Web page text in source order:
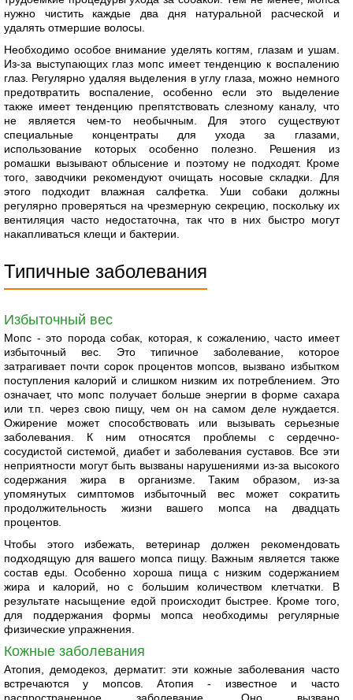
нужно чистить каждые два дня натуральной расческой и
удалять отмершие волосы.
Необходимо особое внимание уделять когтям, глазам и ушам.
Из-за выступающих глаз мопс имеет тенденцию к воспалению
глаз. Регулярно удаляя выделения в углу глаза, можно немного
предотвратить воспаление, особенно если это выделение
также имеет тенденцию препятствовать слезному каналу, что
не является чем-то необычным. Для этого существуют
специальные концентраты для ухода за глазами,
использование которых особенно полезно. Решения из
ромашки вызывают облысение и поэтому не подходят. Кроме
того, заводчики рекомендуют очищать носовые складки. Для
этого подходит влажная салфетка. Уши собаки должны
регулярно проверяться на чрезмерную секрецию, поскольку их
вентиляция часто недостаточна, так что в них быстро могут
накапливаться клещи и бактерии.
Типичные заболевания
Избыточный вес
Мопс - это порода собак, которая, к сожалению, часто имеет
избыточный вес. Это типичное заболевание, которое
затрагивает почти сорок процентов мопсов, вызвано избытком
поступления калорий и слишком низким их потреблением. Это
означает, что мопс получает больше энергии в форме сахара
или т.п. через свою пищу, чем он на самом деле нуждается.
Ожирение может способствовать или вызывать серьезные
заболевания. К ним относятся проблемы с сердечно-
сосудистой системой, диабет и заболевания суставов. Все эти
неприятности могут быть вызваны нарушениями из-за высокого
содержания жира в организме. Таким образом, из-за
упомянутых симптомов избыточный вес может сократить
продолжительность жизни вашего мопса на двадцать
процентов.
Чтобы этого избежать, ветеринар должен рекомендовать
подходящую для вашего мопса пищу. Важным является также
состав еды. Особенно хороша пища с низким содержанием
жира и калорий, но с большим количеством клетчатки. В
результате насыщение едой происходит быстрее. Кроме того,
для поддержания формы мопса необходимы регулярные
физические упражнения.
Кожные заболевания
Атопия, демодекоз, дерматит: эти кожные заболевания часто
встречаются у мопсов. Атопия - известное и часто